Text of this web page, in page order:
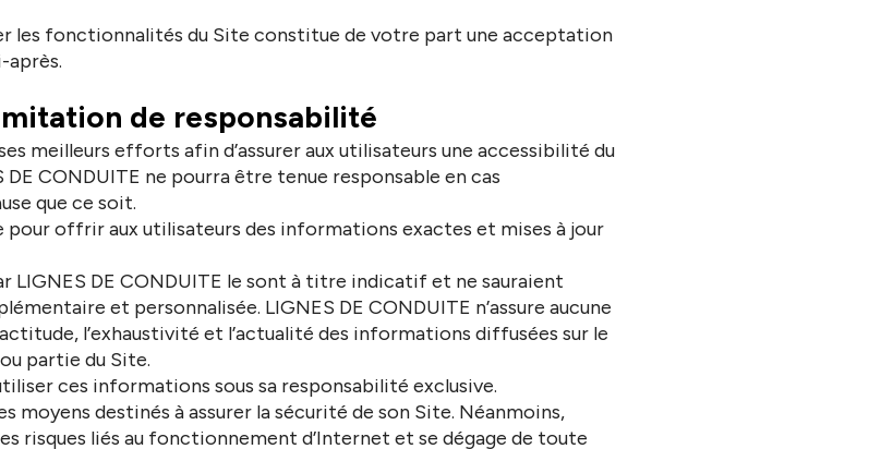
les fonctionnalités du Site constitue de votre part une acceptation
après.
de responsabilité
meilleurs efforts afin d’assurer aux utilisateurs une accessibilité du
CONDUITE ne pourra être tenue responsable en cas
que ce soit.
offrir aux utilisateurs des informations exactes et mises à jour
DE CONDUITE le sont à titre indicatif et ne sauraient
et personnalisée. LIGNES DE CONDUITE n’assure aucune
l’exhaustivité et l’actualité des informations diffusées sur le
partie du Site.
ces informations sous sa responsabilité exclusive.
moyens destinés à assurer la sécurité de son Site. Néanmoins,
risques liés au fonctionnement d’Internet et se dégage de toute